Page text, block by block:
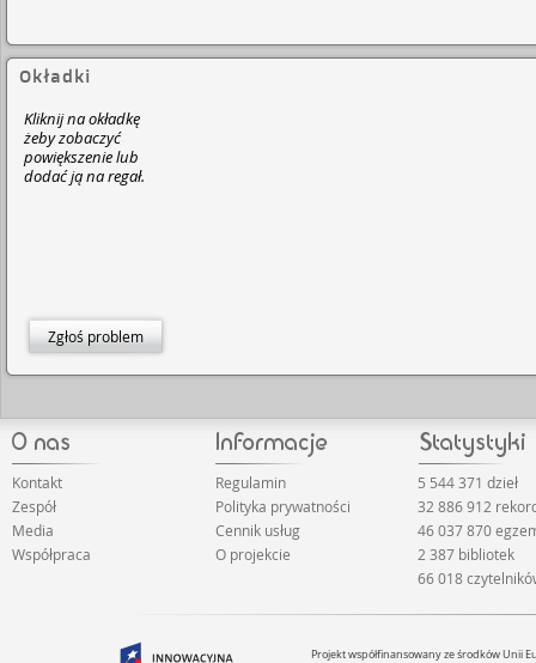
Okładki
Kliknij na okładkę
żeby zobaczyć
powiększenie lub
dodać ją na regał.
Zgłoś problem
Kontakt
Zespół
Media
Współpraca
Regulamin
Polityka prywatności
Cennik usług
O projekcie
5 544 371 dzieł
32 886 912
46 037 870
2 387 bibliotek
66 018
Projekt współfinansowany ze środków Unii